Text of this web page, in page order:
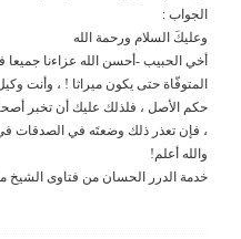
الجواب :
وعليكَ السلام ورحمة الله
أخي الحبيب -أحسن الله عزاءنا جميعا
المتوفّاة حتى يكون ميراثا ! ، وأنت
حكم الأصل ، فلذلك عليك أن تخبر
، فإن تعذر ذلك وضعتَه في الصدقات في
والله أعلم!
خدمة الدرر الحسان من فتاوى